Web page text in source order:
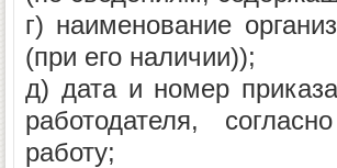
г) наименование
(при его наличии));
д) дата и номер
работодателя,
работу;